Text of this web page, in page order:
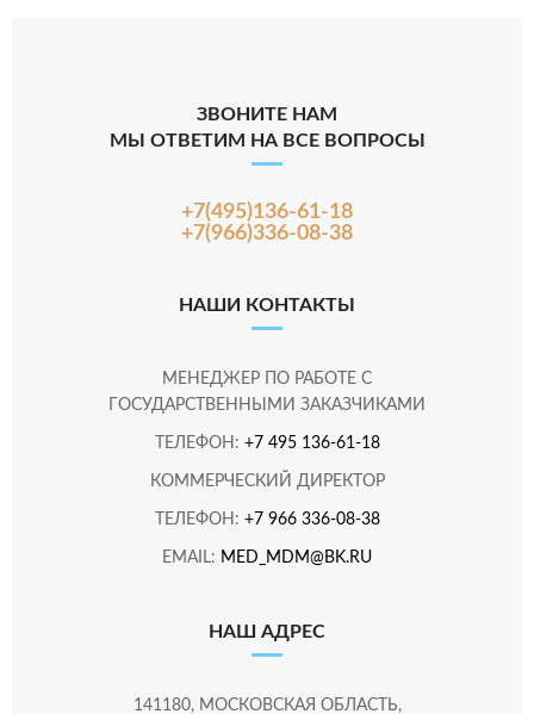
ЗВОНИТЕ НАМ
МЫ ОТВЕТИМ НА ВСЕ ВОПРОСЫ
+7(495)136-61-18
+7(966)336-08-38
НАШИ КОНТАКТЫ
МЕНЕДЖЕР ПО РАБОТЕ С
ГОСУДАРСТВЕННЫМИ ЗАКАЗЧИКАМИ
ТЕЛЕФОН: +7 495 136-61-18
КОММЕРЧЕСКИЙ ДИРЕКТОР
ТЕЛЕФОН: +7 966 336-08-38
EMAIL: MED_MDM@BK.RU
НАШ АДРЕС
141180, МОСКОВСКАЯ ОБЛАСТЬ,